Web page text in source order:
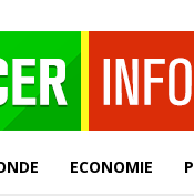
ECONOMIE